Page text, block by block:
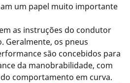
um papel muito importante
as instruções do condutor
Geralmente, os pneus
são concebidos para
da manobrabilidade, com
comportamento em curva.